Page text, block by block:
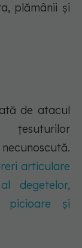
plămânii și
de atacul
țesuturilor
articulare
degetelor,
picioare și